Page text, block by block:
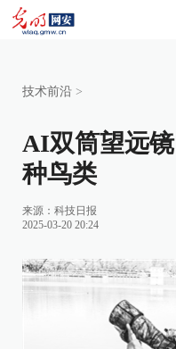
技术前沿 >
AI双筒望远
种鸟类
来源： 科技日报
2025-03-20 20:24